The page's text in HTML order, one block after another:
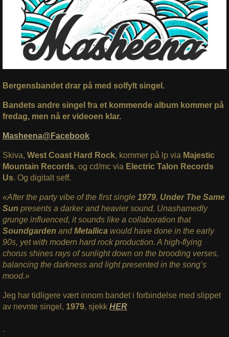
Bergensbandet drar på med solfylt singel.
Bandets andre singel fra et kommende album kommer på
fredag, men nå er videoen klar.
Masheena@Facebook
Skiva, West Coast Hard Rock, kommer på lp via Majestic
Mountain Records, og cd/mc via Electric Talon Records
Us. Og digitalt seff.
«After the party vibe of the first single 1979, Under The Same
Sun presents a darker and heavier sound. Unashamedly
grunge influenced, it sounds like a collaboration that
Soundgarden andMetallica would have done in the early
90s, yet with modern hard rock production. A high-flying
chorus shines rays of sunlight down on the brooding verses,
balancing the darkness and light presented in the song’s
mood.»
Jeg har tidligere vært innom bandet i forbindelse med slippet
av nevnte singel, 1979, sjekk HER
.